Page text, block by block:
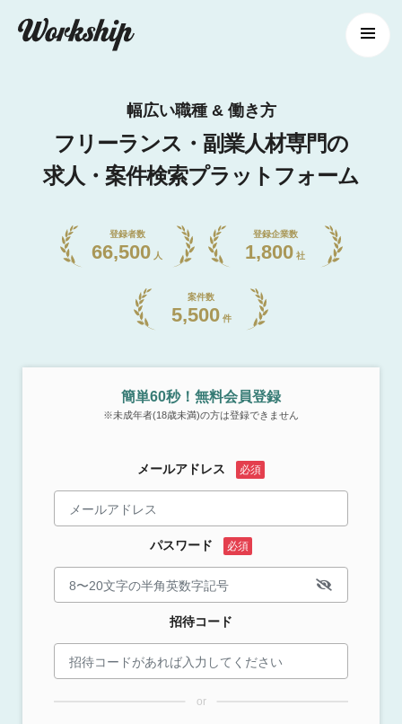
幅広い職種 & 働き方
フリーランス・副業人材専門の
求人・案件検索プラットフォーム
登録者数
66,500 人
登録企業数
1,800 社
案件数
5,500 件
簡単60秒！無料会員登録
※未成年者(18歳未満)の方は登録できません
メールアドレス
パスワード
招待コード
or